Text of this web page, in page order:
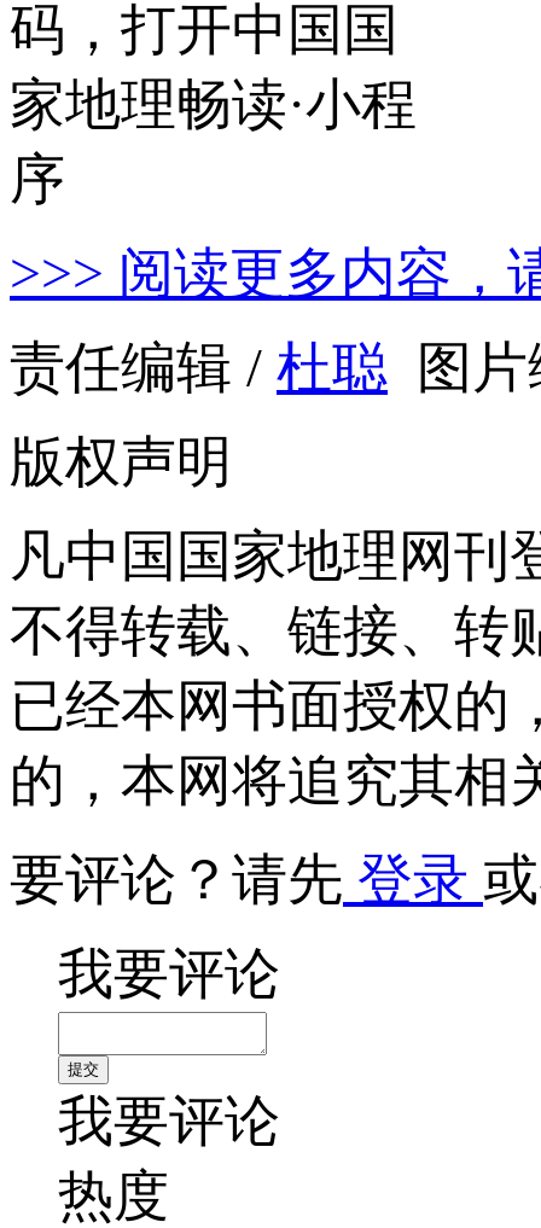
>>> 阅读更多内容，
责任编辑 / 杜聪 图
版权声明
凡中国国家地理网刊
不得转载、链接、转
已经本网书面授权的
的，本网将追究其相
要评论？请先 登录
我要评论
我要评论
热度